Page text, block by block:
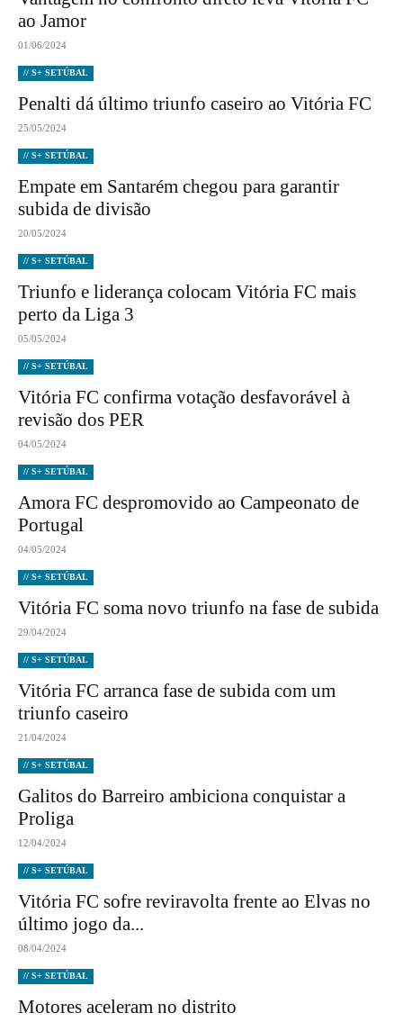
ao Jamor
01/06/2024
// S+ SETÚBAL
Penalti dá último triunfo caseiro ao Vitória FC
25/05/2024
// S+ SETÚBAL
Empate em Santarém chegou para garantir
subida de divisão
20/05/2024
// S+ SETÚBAL
Triunfo e liderança colocam Vitória FC mais
perto da Liga 3
05/05/2024
// S+ SETÚBAL
Vitória FC confirma votação desfavorável à
revisão dos PER
04/05/2024
// S+ SETÚBAL
Amora FC despromovido ao Campeonato de
Portugal
04/05/2024
// S+ SETÚBAL
Vitória FC soma novo triunfo na fase de subida
29/04/2024
// S+ SETÚBAL
Vitória FC arranca fase de subida com um
triunfo caseiro
21/04/2024
// S+ SETÚBAL
Galitos do Barreiro ambiciona conquistar a
Proliga
12/04/2024
// S+ SETÚBAL
Vitória FC sofre reviravolta frente ao Elvas no
último jogo da...
08/04/2024
// S+ SETÚBAL
Motores aceleram no distrito